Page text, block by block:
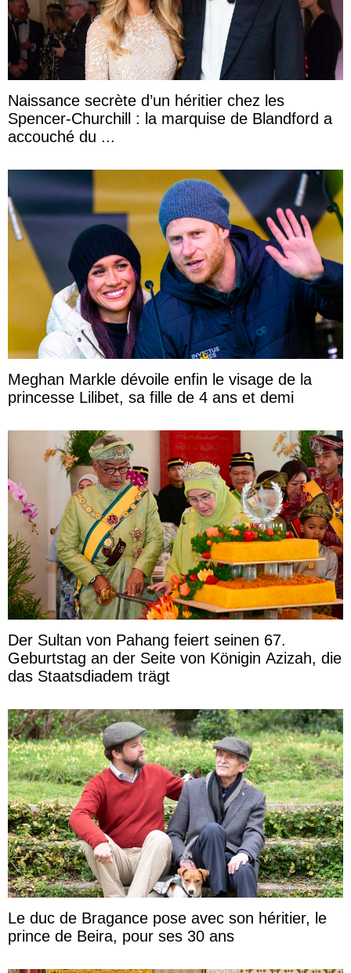
Naissance secrète d’un héritier chez les
Spencer-Churchill : la marquise de Blandford a
accouché du ...
Meghan Markle dévoile enfin le visage de la
princesse Lilibet, sa fille de 4 ans et demi
Der Sultan von Pahang feiert seinen 67.
Geburtstag an der Seite von Königin Azizah, die
das Staatsdiadem trägt
Le duc de Bragance pose avec son héritier, le
prince de Beira, pour ses 30 ans